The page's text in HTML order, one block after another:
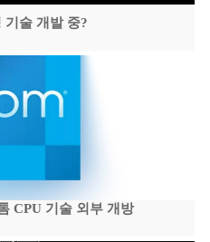
술 개발 중?
CPU 기술 외부 개방